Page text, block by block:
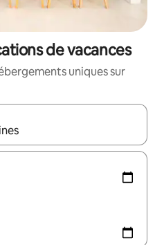
de vacances
uniques sur
utilisez les flèches vers le